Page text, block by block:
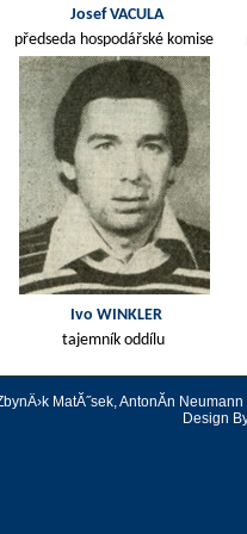
Josef VACULA
předseda hospodářské komise
Ivo WINKLER
tajemník oddílu
MatĂ˝sek, AntonĂ­n
Design